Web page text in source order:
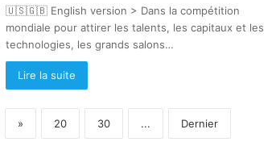
🇺🇸🇬🇧 English version > Dans la compétition
mondiale pour attirer les talents, les capitaux et les
technologies, les grands salons…
Lire la suite
» 20 30 ... Dernier